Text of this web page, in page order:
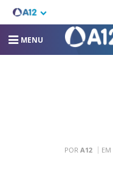
MENU
POR A12 EM